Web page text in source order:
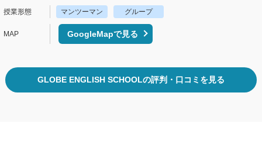
マンツーマン グループ
GoogleMapで見る
GLOBE ENGLISH SCHOOLの評判・口コミを見る